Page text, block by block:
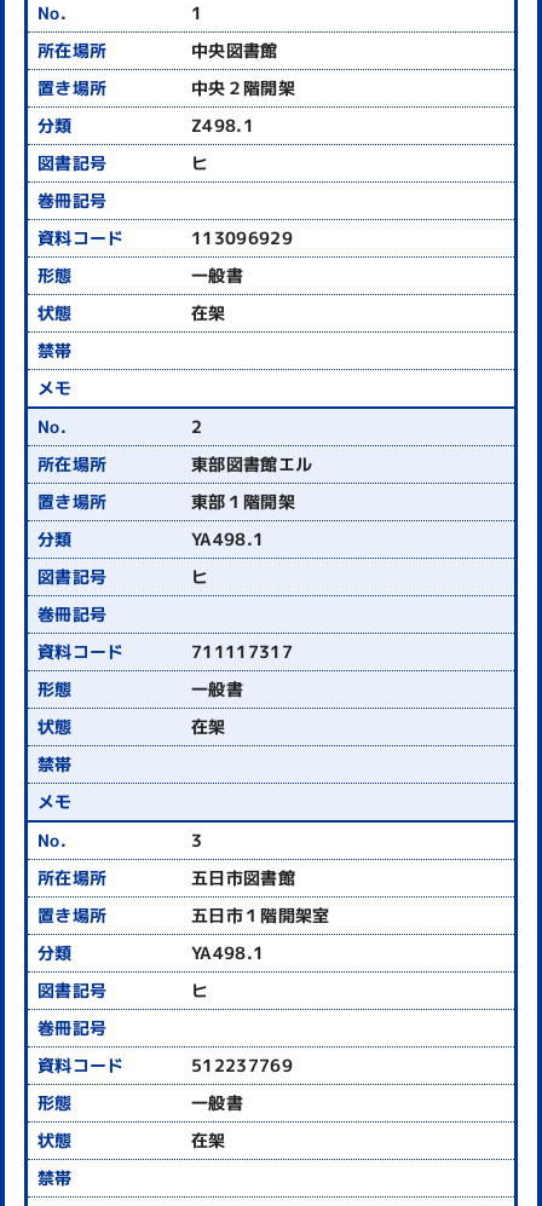
1
中央図書館
中央２階開架
Z498.1
ヒ
113096929
一般書
在架
2
東部図書館エル
東部１階開架
YA498.1
ヒ
711117317
一般書
在架
3
五日市図書館
五日市１階開架室
YA498.1
ヒ
512237769
一般書
在架